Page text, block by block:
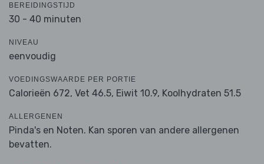
BEREIDINGSTIJD
30 - 40 minuten
NIVEAU
eenvoudig
VOEDINGSWAARDE PER PORTIE
Calorieën 672, Vet 46.5, Eiwit 10.9, Koolhydraten 51.5
ALLERGENEN
Pinda's en Noten. Kan sporen van andere allergenen
bevatten.